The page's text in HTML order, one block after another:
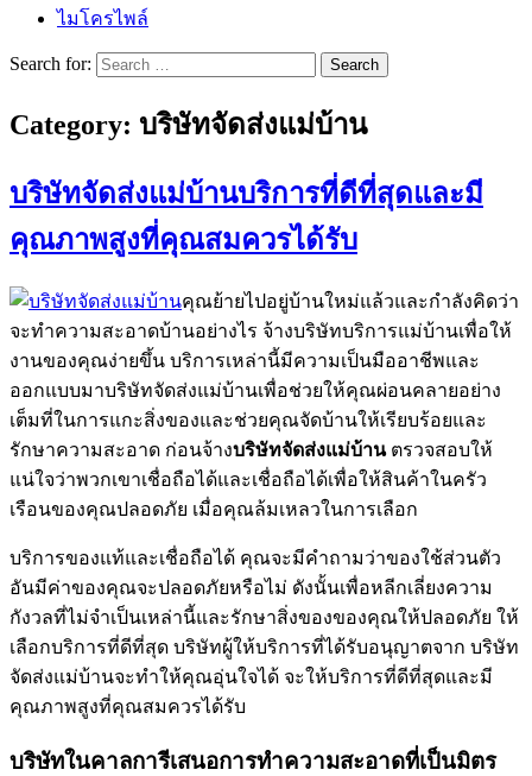
ไมโครไพล์
Search for:
Category: บริษัทจัดส่งแม่บ้าน
บริษัทจัดส่งแม่บ้านบริการที่ดีที่สุดและมี
คุณภาพสูงที่คุณสมควรได้รับ
คุณย้ายไปอยู่บ้านใหม่แล้วและกำลังคิดว่า
จะทำความสะอาดบ้านอย่างไร จ้างบริษัทบริการแม่บ้านเพื่อให้
งานของคุณง่ายขึ้น บริการเหล่านี้มีความเป็นมืออาชีพและ
ออกแบบมาบริษัทจัดส่งแม่บ้านเพื่อช่วยให้คุณผ่อนคลายอย่าง
เต็มที่ในการแกะสิ่งของและช่วยคุณจัดบ้านให้เรียบร้อยและ
รักษาความสะอาด ก่อนจ้างบริษัทจัดส่งแม่บ้านตรวจสอบให้
แน่ใจว่าพวกเขาเชื่อถือได้และเชื่อถือได้เพื่อให้สินค้าในครัว
เรือนของคุณปลอดภัย เมื่อคุณล้มเหลวในการเลือก
บริการของแท้และเชื่อถือได้ คุณจะมีคำถามว่าของใช้ส่วนตัว
อันมีค่าของคุณจะปลอดภัยหรือไม่ ดังนั้นเพื่อหลีกเลี่ยงความ
กังวลที่ไม่จำเป็นเหล่านี้และรักษาสิ่งของของคุณให้ปลอดภัย ให้
เลือกบริการที่ดีที่สุด บริษัทผู้ให้บริการที่ได้รับอนุญาตจาก บริษัท
จัดส่งแม่บ้านจะทำให้คุณอุ่นใจได้ จะให้บริการที่ดีที่สุดและมี
คุณภาพสูงที่คุณสมควรได้รับ
บริษัทในคาลการีเสนอการทำความสะอาดที่เป็นมิตร